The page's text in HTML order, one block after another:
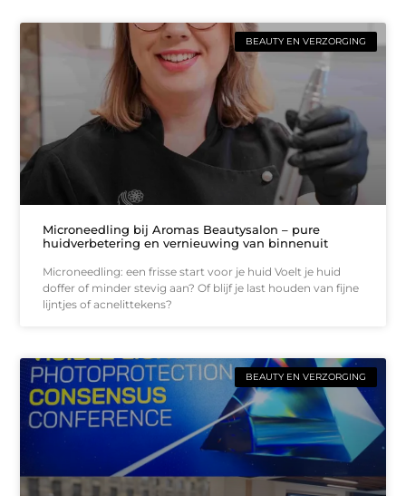
BEAUTY EN VERZORGING
Microneedling bij Aromas Beautysalon – pure
huidverbetering en vernieuwing van binnenuit
Microneedling: een frisse start voor je huid Voelt je huid
doffer of minder stevig aan? Of blijf je last houden van fijne
lijntjes of acnelittekens?
BEAUTY EN VERZORGING